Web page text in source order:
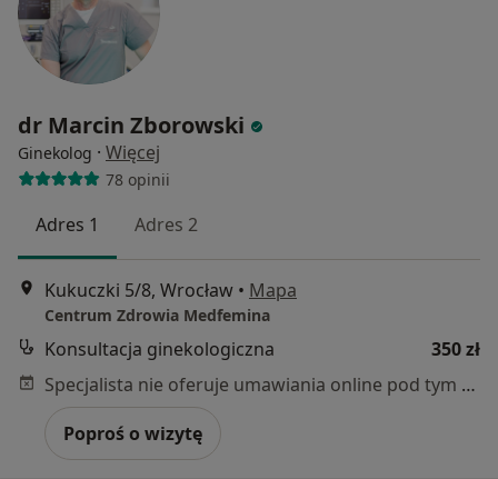
dr Marcin Zborowski
Ginekolog · Więcej
78 opinii
Adres 1 Adres 2
Kukuczki 5/8, Wrocław • Mapa
Centrum Zdrowia Medfemina
Konsultacja ginekologiczna
350 zł
Specjalista nie oferuje umawiania online pod tym adresem.
Poproś o wizytę